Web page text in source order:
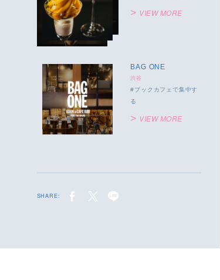
VIEW MORE
BAG ONE
渋谷
ブックカフェで集中す
る
VIEW MORE
SHARE: